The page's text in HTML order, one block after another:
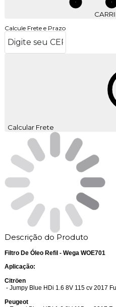
Calcule Frete e Prazo
Calcular Frete
Descrição do Produto
Filtro De Óleo Refil - Wega WOE701
Aplicação:
Citröen
- Jumpy Blue HDi 1.6 8V 115 cv 2017
Peugeot